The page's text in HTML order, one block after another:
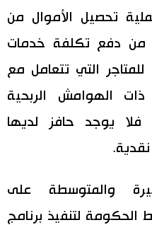
تحصيل الأموال من
من دفع تكلفة خدمات
للمتاجر التي تتعامل مع
ذات الهوامش الربحية
فلا يوجد حافز لديها
والمتوسطة على
الحكومة لتنفيذ برنامج